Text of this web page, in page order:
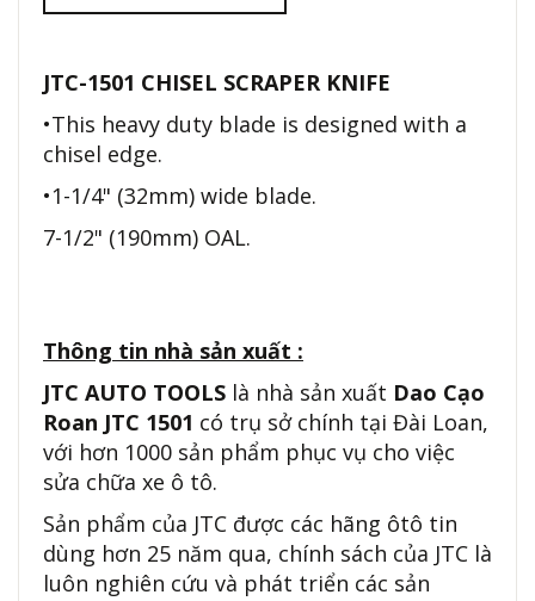
JTC-1501 CHISEL SCRAPER KNIFE
•This heavy duty blade is designed with a
chisel edge.
•1-1/4" (32mm) wide blade.
7-1/2" (190mm) OAL.
Thông tin nhà sản xuất :
JTC AUTO TOOLS là nhà sản xuất Dao Cạo
Roan JTC 1501 có trụ sở chính tại Đài Loan,
với hơn 1000 sản phẩm phục vụ cho việc
sửa chữa xe ô tô.
Sản phẩm của JTC được các hãng ôtô tin
dùng hơn 25 năm qua, chính sách của JTC là
luôn nghiên cứu và phát triển các sản